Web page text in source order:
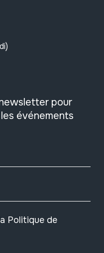
pour
événements
Politique de